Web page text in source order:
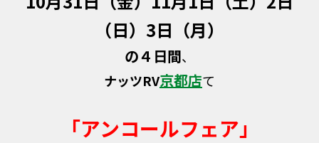
（日）3日（月）
の４日間、
ナッツRV京都店て
「アンコールフェア」